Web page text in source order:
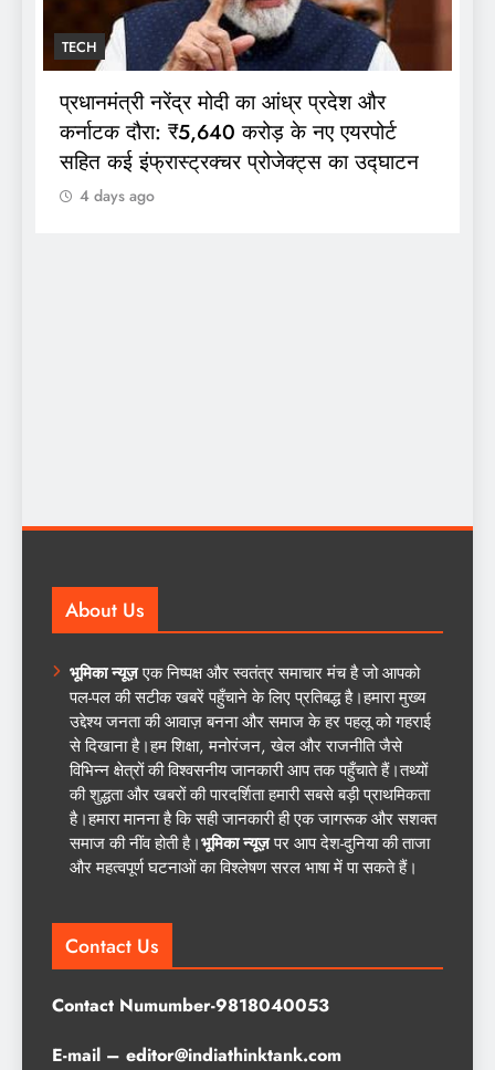
TECH
व्यावसायिक एलपीजी सिलेंडर की कीमतों में बड़ी
कटौती: दिल्ली में ₹202 और कोलकाता में ₹209
दाम घटे
About Us
भूमिका न्यूज़एक निष्पक्ष और स्वतंत्र समाचार मंच है जो आपको
पल-पल की सटीक खबरें पहुँचाने के लिए प्रतिबद्ध है।हमारा मुख्य
उद्देश्य जनता की आवाज़ बनना और समाज के हर पहलू को गहराई
से दिखाना है।हम शिक्षा, मनोरंजन, खेल और राजनीति जैसे
विभिन्न क्षेत्रों की विश्वसनीय जानकारी आप तक पहुँचाते हैं।तथ्यों
की शुद्धता और खबरों की पारदर्शिता हमारी सबसे बड़ी प्राथमिकता
है।हमारा मानना है कि सही जानकारी ही एक जागरूक और सशक्त
समाज की नींव होती है।भूमिका न्यूज़पर आप देश-दुनिया की ताजा
और महत्वपूर्ण घटनाओं का विश्लेषण सरल भाषा में पा सकते हैं।
Contact Us
Contact Numumber-9818040053
E-mail – editor@indiathinktank.com